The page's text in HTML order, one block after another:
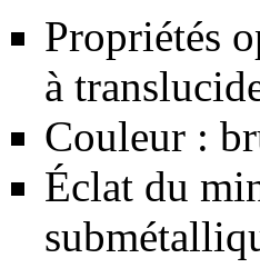
Propriétés
à
Couleur :
Éclat du